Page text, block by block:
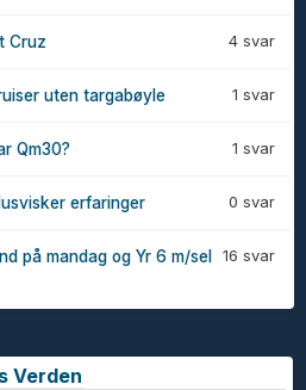
4 svar
Cruz
1 svar
uten targabøyle
1 svar
Qm30?
0 svar
erfaringer
16 svar
på mandag og Yr 6 m/sel
Verden